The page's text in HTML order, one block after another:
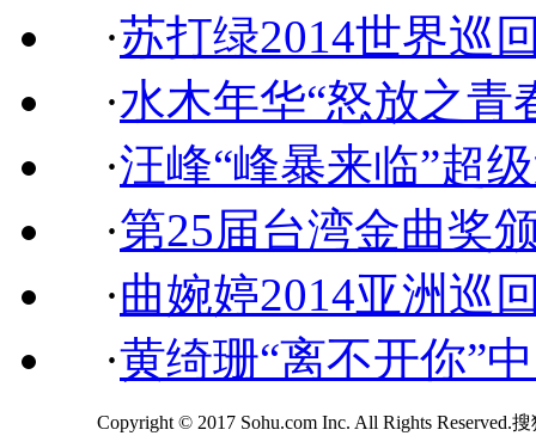
·苏打绿2014世界巡
·水木年华“怒放之青
·汪峰“峰暴来临”超
·第25届台湾金曲奖
·曲婉婷2014亚洲巡
·黄绮珊“离不开你”
Copyright © 2017 Sohu.com Inc. All Rights Reserved.